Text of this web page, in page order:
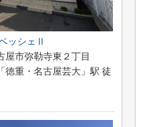
ッシェⅡ
屋市弥勒寺東２丁目
徳重・名古屋芸大」駅 徒